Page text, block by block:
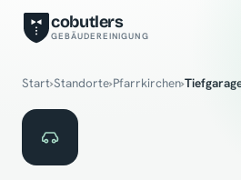
cobutlers
GEBÄUDEREINIGUNG
Start›Standorte›Pfarrkirchen›